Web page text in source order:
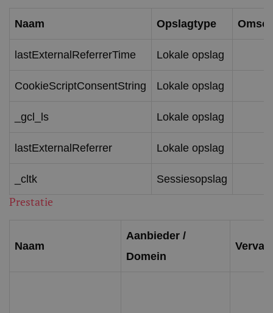
Naam Opslagtype
lastExternalReferrerTime Lokale opslag
CookieScriptConsentString Lokale opslag
_gcl_ls Lokale opslag
lastExternalReferrer Lokale opslag
_cltk Sessiesopslag
Prestatie
Naam
Aanbieder /
Domein